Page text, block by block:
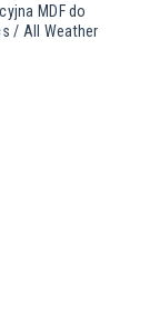
MDF do
/ All Weather